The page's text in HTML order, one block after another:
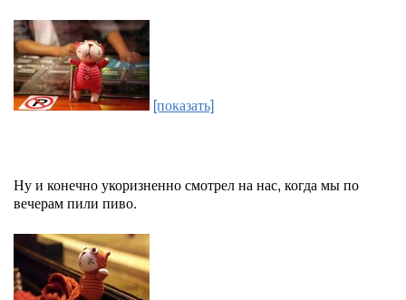
[показать]
Ну и конечно укоризненно смотрел на нас, когда мы по
вечерам пили пиво.